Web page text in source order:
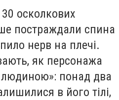
осколкових
постраждали спина
нерв на плечі.
як персонажа
людиною»: понад два
в його тілі,